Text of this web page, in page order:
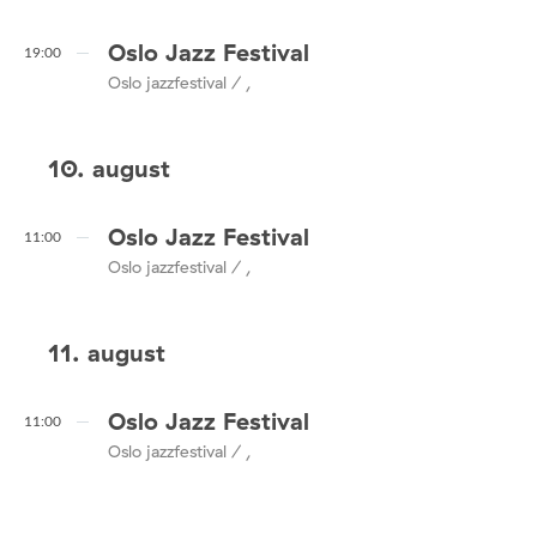
19:00 Oslo Jazz Festival
Oslo jazzfestival / ,
10. august
11:00 Oslo Jazz Festival
Oslo jazzfestival / ,
11. august
11:00 Oslo Jazz Festival
Oslo jazzfestival / ,